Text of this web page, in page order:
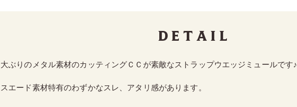
Detail
大ぶりのメタル素材のカッティングＣＣが素敵なストラップウエッジミュールです♪
スエード素材特有のわずかなスレ、アタリ感があります。